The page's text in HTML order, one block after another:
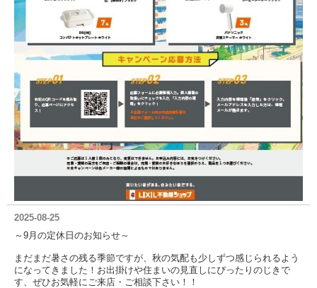
2025-08-25
～9月の定休日のお知らせ～
まだまだ暑さの残る季節ですが、秋の気配も少しずつ感じられるよう
になってきました！お出掛けや住まいの見直しにぴったりのじきで
す、ぜひお気軽にご来店・ご相談下さい！！